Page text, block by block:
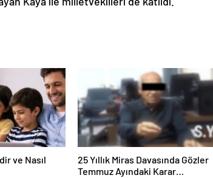
ve Nasıl
25 Yıllık Miras Davasında Gözler
Temmuz Ayındaki Karar